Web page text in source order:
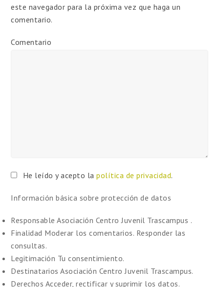
este navegador para la próxima vez que haga un
comentario.
Comentario
He leído y acepto lapolítica de privacidad.
Información básica sobre protección de datos
Responsable Asociación Centro Juvenil Trascampus .
Finalidad Moderar los comentarios. Responder las
consultas.
Legitimación Tu consentimiento.
Destinatarios Asociación Centro Juvenil Trascampus.
Derechos Acceder, rectificar y suprimir los datos.